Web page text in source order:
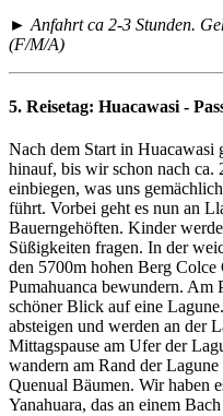
► Anfahrt ca 2-3 Stunden.
(F/M/A)
5. Reisetag: Huacawasi -
Nach dem Start in Huacawasi
hinauf, bis wir schon nach ca.
einbiegen, was uns
führt. Vorbei geht es nun an
Bauerngehöften. Kinder
Süßigkeiten fragen. In der
den 5700m hohen Berg
Pumahuanca bewundern. Am
schöner Blick auf eine
absteigen und werden an der
Mittagspause am Ufer der
wandern am Rand der
Quenual Bäumen. Wir haben
Yanahuara, das an einem